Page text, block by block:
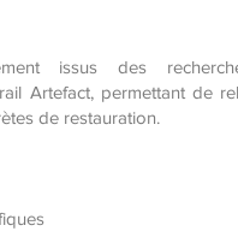
issus des
Artefact, permettant de
de restauration.